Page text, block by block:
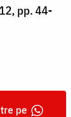
pp. 44-
pe